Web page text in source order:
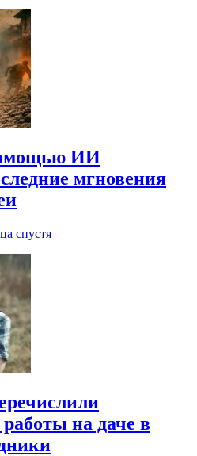
ИИ
мгновения
спустя
на даче в